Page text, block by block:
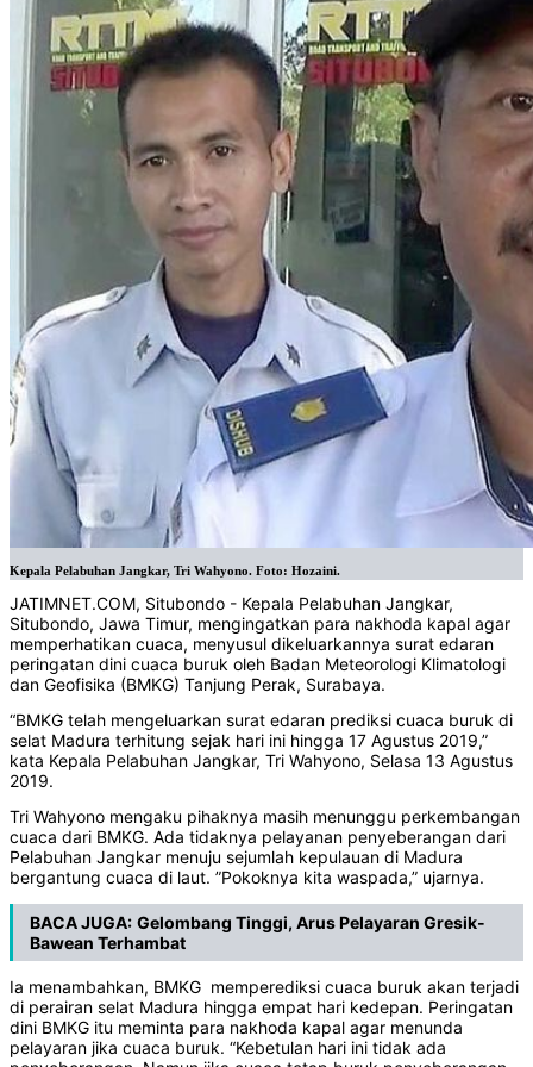
Kepala Pelabuhan Jangkar, Tri Wahyono. Foto: Hozaini.
JATIMNET.COM, Situbondo - Kepala Pelabuhan Jangkar,
Situbondo, Jawa Timur, mengingatkan para nakhoda kapal agar
memperhatikan cuaca, menyusul dikeluarkannya surat edaran
peringatan dini cuaca buruk oleh Badan Meteorologi Klimatologi
dan Geofisika (BMKG) Tanjung Perak, Surabaya.
“BMKG telah mengeluarkan surat edaran prediksi cuaca buruk di
selat Madura terhitung sejak hari ini hingga 17 Agustus 2019,”
kata Kepala Pelabuhan Jangkar, Tri Wahyono, Selasa 13 Agustus
2019.
Tri Wahyono mengaku pihaknya masih menunggu perkembangan
cuaca dari BMKG. Ada tidaknya pelayanan penyeberangan dari
Pelabuhan Jangkar menuju sejumlah kepulauan di Madura
bergantung cuaca di laut. ”Pokoknya kita waspada,” ujarnya.
BACA JUGA: Gelombang Tinggi, Arus Pelayaran Gresik-
Bawean Terhambat
Ia menambahkan, BMKG memperediksi cuaca buruk akan terjadi
di perairan selat Madura hingga empat hari kedepan. Peringatan
dini BMKG itu meminta para nakhoda kapal agar menunda
pelayaran jika cuaca buruk. “Kebetulan hari ini tidak ada